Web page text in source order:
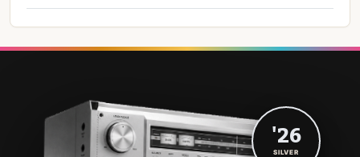
'26
SILVER